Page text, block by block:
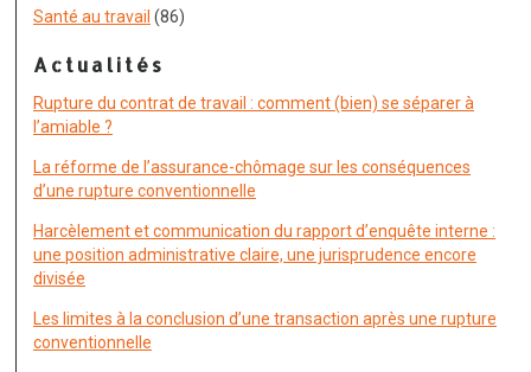
Santé au travail (86)
Actualités
Rupture du contrat de travail : comment (bien) se séparer à
l’amiable ?
La réforme de l’assurance-chômage sur les conséquences
d’une rupture conventionnelle
Harcèlement et communication du rapport d’enquête interne :
une position administrative claire, une jurisprudence encore
divisée
Les limites à la conclusion d’une transaction après une rupture
conventionnelle